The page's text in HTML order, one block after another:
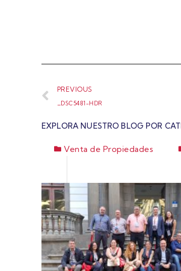
PREVIOUS
_DSC5481-HDR
EXPLORA NUESTRO BLOG POR
Venta de Propiedades